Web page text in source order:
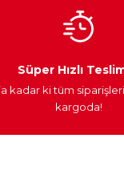
Araç Farları
Süper Hızlı
kadar ki tüm
kargoda!